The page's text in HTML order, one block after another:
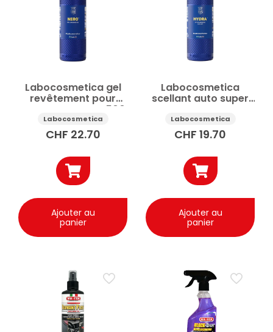
Labocosmetica gel
revêtement pour
pneus auto Nero 500
ml
Labocosmetica
CHF 22.70
Ajouter au
panier
Labocosmetica
scellant auto super
plastiques Hydra 500
ml
Labocosmetica
CHF 19.70
Ajouter au
panier